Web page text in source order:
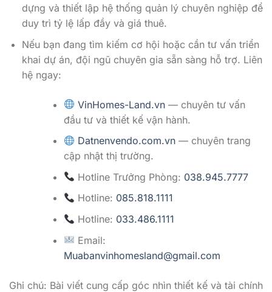
dựng và thiết lập hệ thống quản lý chuyên nghiệp để
duy trì tỷ lệ lấp đầy và giá thuê.
Nếu bạn đang tìm kiếm cơ hội hoặc cần tư vấn triển
khai dự án, đội ngũ chuyên gia sẵn sàng hỗ trợ. Liên
hệ ngay:
VinHomes-Land.vn— chuyên tư vấn
đầu tư và thiết kế vận hành.
Datnenvendo.com.vn— chuyên trang
cập nhật thị trường.
Hotline Trưởng Phòng: 038.945.7777
Hotline: 085.818.1111
Hotline: 033.486.1111
Email:
Muabanvinhomesland@gmail.com
Ghi chú: Bài viết cung cấp góc nhìn thiết kế và tài chính